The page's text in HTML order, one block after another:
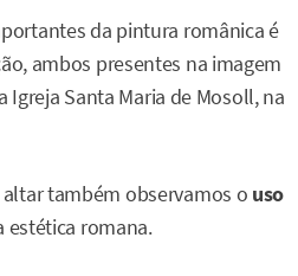
da pintura românica é
ambos presentes na imagem
Santa Maria de Mosoll, na
também observamos o uso
estética romana.